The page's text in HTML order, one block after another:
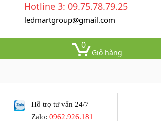
Hotline 3: 09.75.78.79.25
ledmartgroup@gmail.com
0
Giỏ hàng
Hỗ trợ tư vấn 24/7
Zalo: 0962.926.181